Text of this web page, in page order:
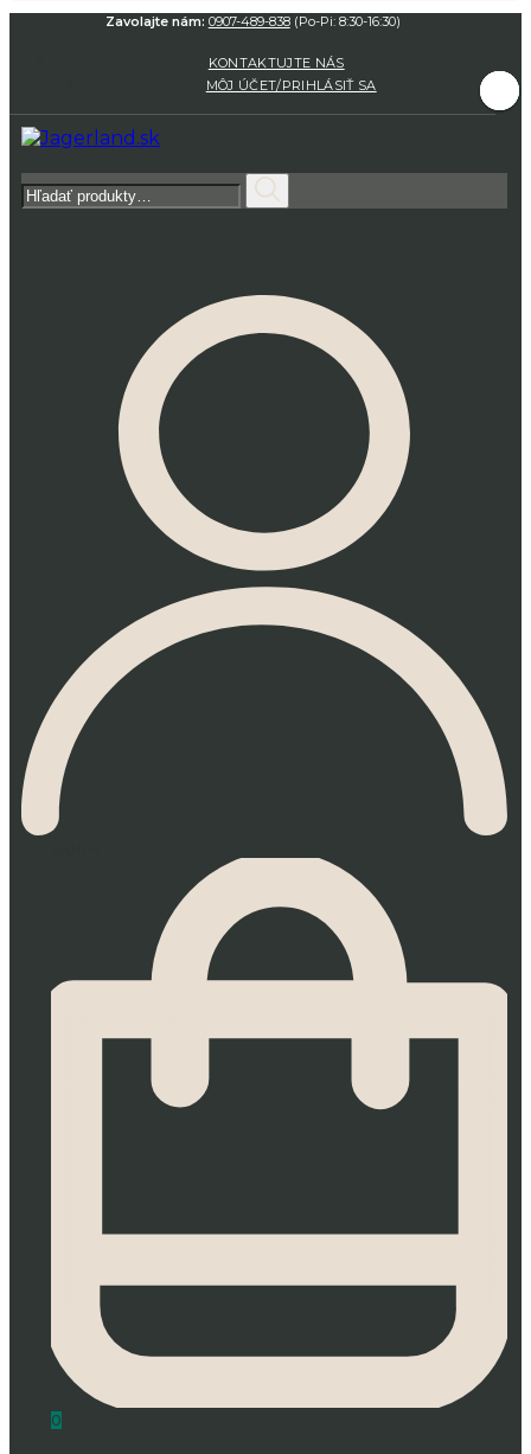
Zavolajte nám: 0907-489-838(Po-Pi: 8:30-16:30)
KONTAKTUJTE NÁS
MÔJ ÚČET/PRIHLÁSIŤ SA
Hľadať:
0